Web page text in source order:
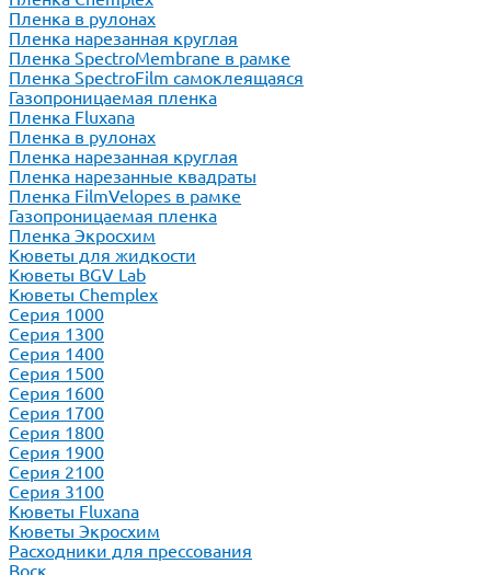
Пленка в рулонах
Пленка нарезанная круглая
Пленка SpectroMembrane в рамке
Пленка SpectroFilm самоклеящаяся
Газопроницаемая пленка
Пленка Fluxana
Пленка в рулонах
Пленка нарезанная круглая
Пленка нарезанные квадраты
Пленка FilmVelopes в рамке
Газопроницаемая пленка
Пленка Экросхим
Кюветы для жидкости
Кюветы BGV Lab
Кюветы Chemplex
Серия 1000
Серия 1300
Серия 1400
Серия 1500
Серия 1600
Серия 1700
Серия 1800
Серия 1900
Серия 2100
Серия 3100
Кюветы Fluxana
Кюветы Экросхим
Расходники для прессования
Воск